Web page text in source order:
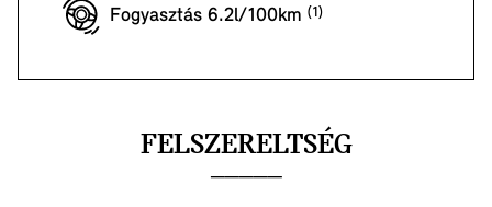
Fogyasztás 6.2l/100km
FELSZERELTSÉG